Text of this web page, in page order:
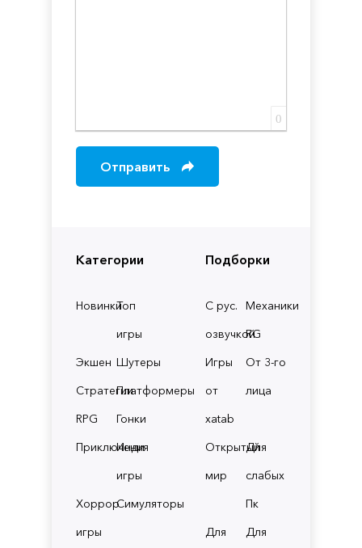
Категории
НовинкиТоп
игры
Экшен Шутеры
СтратегииПлатформеры
RPG
Гонки
Приключения
Инди
игры
Хоррор
игры
Симуляторы
Подборки
С рус.
озвучкой
Механики
RG
Игры
от
xatab
От 3-го
лица
Открытый
мир
Для
слабых
Пк
Для
Для
0
Отправить